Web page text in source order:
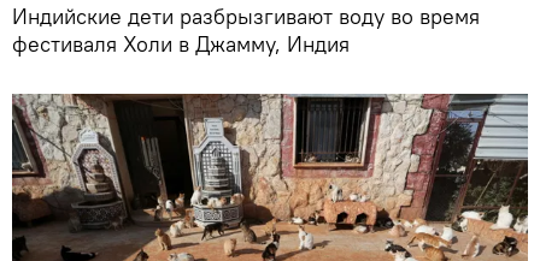
Индийские дети разбрызгивают воду во время
фестиваля Холи в Джамму, Индия